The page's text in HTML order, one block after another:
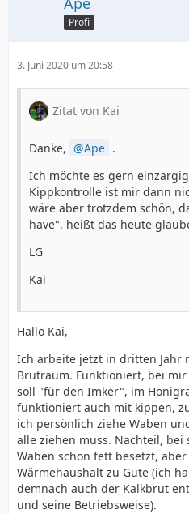
Profi
3. Juni 2020 um 20:58
Zitat von Kai
Danke, Ape .
Ich möchte es gern
Kippkontrolle ist mir dann
wäre aber trotzdem schön,
have", heißt das heute
LG
Kai
Hallo Kai,
Ich arbeite jetzt in dritten Jahr
Brutraum. Funktioniert, bei
soll "für den Imker", im
funktioniert auch mit kippen,
ich persönlich ziehe Waben
alle ziehen muss. Nachteil, bei
Waben schon fett besetzt,
Wärmehaushalt zu Gute (ich
demnach auch der Kalkbrut
und seine Betriebsweise).